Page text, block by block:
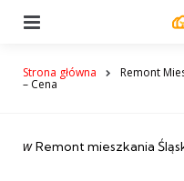
Strona główna Remont
– Cena
Categories
post
w Remont mieszkania